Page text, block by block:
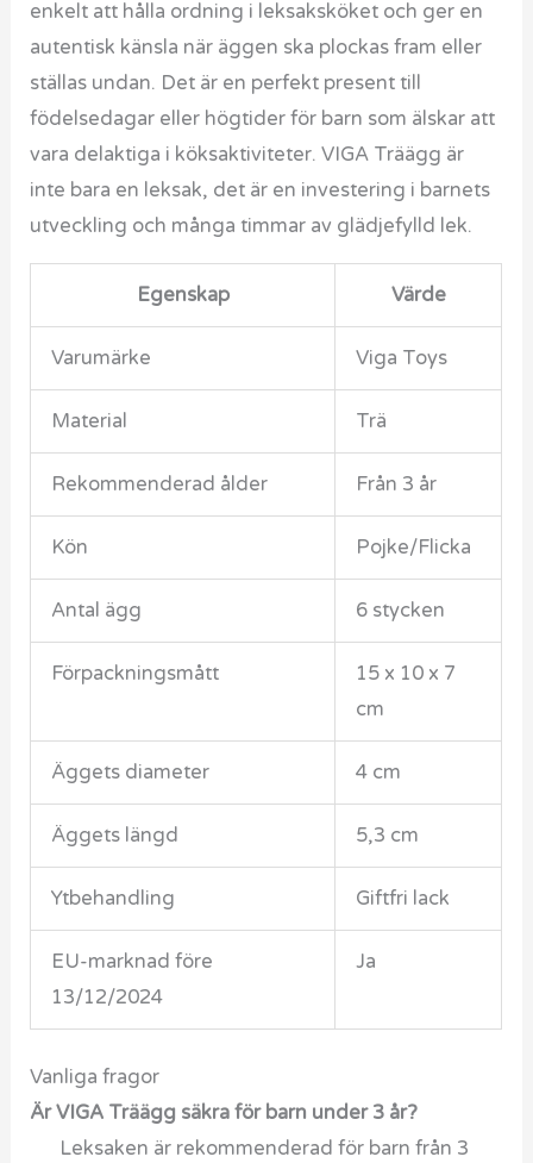
enkelt att hålla ordning i leksaksköket och ger en
autentisk känsla när äggen ska plockas fram eller
ställas undan. Det är en perfekt present till
födelsedagar eller högtider för barn som älskar att
vara delaktiga i köksaktiviteter. VIGA Träägg är
inte bara en leksak, det är en investering i barnets
utveckling och många timmar av glädjefylld lek.
Egenskap Värde
Varumärke Viga Toys
Material Trä
Rekommenderad ålder Från 3 år
Kön Pojke/Flicka
Antal ägg 6 stycken
Förpackningsmått
15 x 10 x 7
cm
Äggets diameter 4 cm
Äggets längd 5,3 cm
Ytbehandling Giftfri lack
EU-marknad före
13/12/2024
Ja
Vanliga fragor
Är VIGA Träägg säkra för barn under 3 år?
Leksaken är rekommenderad för barn från 3